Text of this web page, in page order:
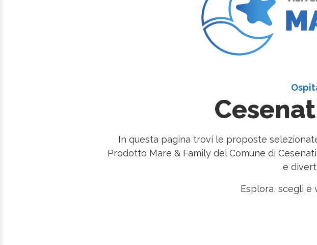
In questa pagina trovi le proposte
Prodotto Mare & Family del Comune di
e
Esplora, scegli e